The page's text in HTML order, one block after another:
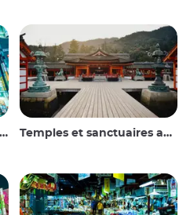
Temples et sanctuaires au Japon